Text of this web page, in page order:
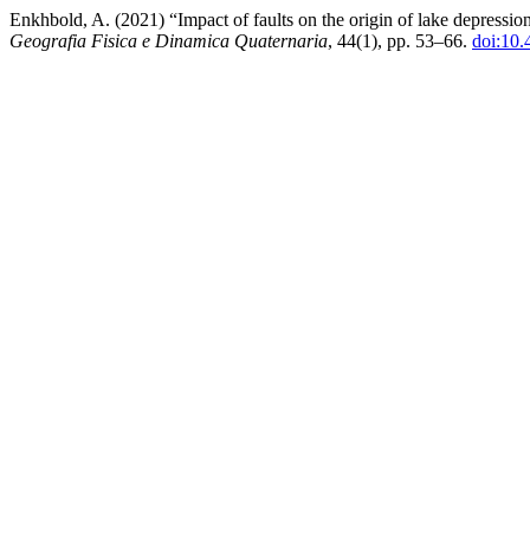
Enkhbold, A. (2021) “Impact of faults on the origin of lake
Geografia Fisica e Dinamica Quaternaria, 44(1), pp. 53–66.